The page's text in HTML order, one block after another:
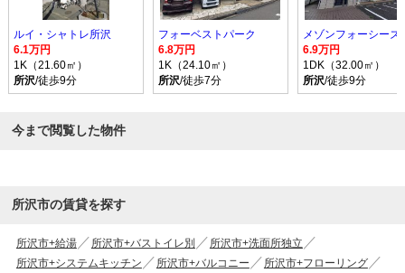
ルイ・シャトレ所沢
6.1万円
1K（21.60㎡）
所沢/徒歩9分
フォーベストパーク
6.8万円
1K（24.10㎡）
所沢/徒歩7分
メゾンフォーシーズ
6.9万円
1DK（32.00㎡）
所沢/徒歩9分
今まで閲覧した物件
所沢市の賃貸を探す
所沢市+給湯 所沢市+バストイレ別
所沢市+洗面所独立
所沢市+システムキッチン
所沢市+バルコニー
所沢市+フローリング